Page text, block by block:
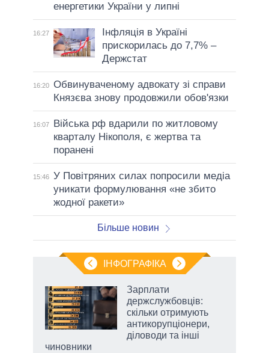
енергетики України у липні
16:27
Інфляція в Україні
прискорилась до 7,7% –
Держстат
16:20 Обвинуваченому адвокату зі справи
Князєва знову продовжили обов'язки
16:07
Війська рф вдарили по житловому
кварталу Нікополя, є жертва та
поранені
15:46 У Повітряних силах попросили медіа
уникати формулювання «не збито
жодної ракети»
Більше новин
ІНФОГРАФІКА
Зарплати
держслужбовців:
скільки отримують
антикорупціонери,
діловоди та інші
чиновники